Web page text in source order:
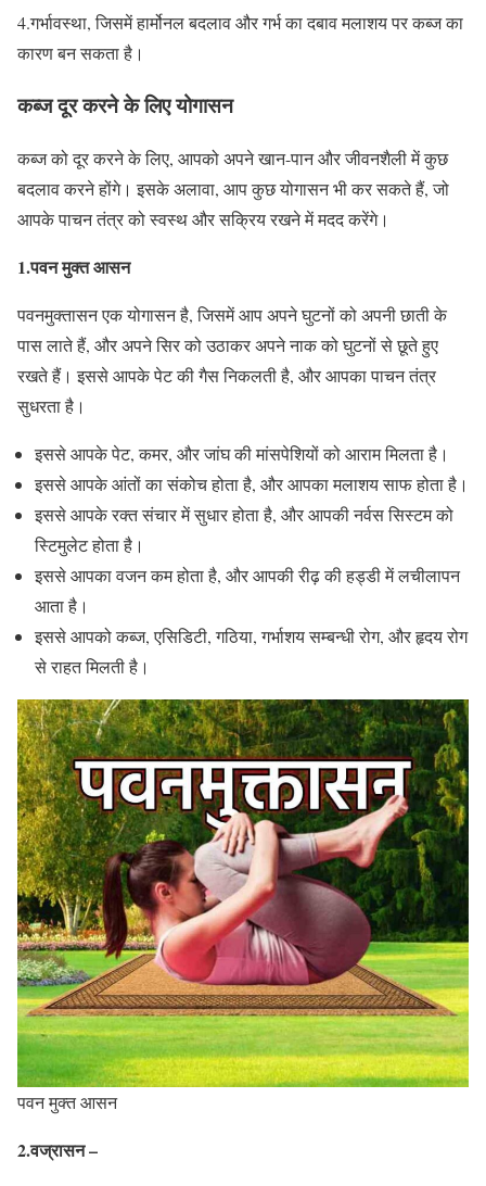
4.गर्भावस्था, जिसमें हार्मोनल बदलाव और गर्भ का दबाव मलाशय पर कब्ज का
कारण बन सकता है।
कब्ज दूर करने के लिए योगासन
कब्ज को दूर करने के लिए, आपको अपने खान-पान और जीवनशैली में कुछ
बदलाव करने होंगे। इसके अलावा, आप कुछ योगासन भी कर सकते हैं, जो
आपके पाचन तंत्र को स्वस्थ और सक्रिय रखने में मदद करेंगे।
1.पवन मुक्त आसन
पवनमुक्तासन एक योगासन है, जिसमें आप अपने घुटनों को अपनी छाती के
पास लाते हैं, और अपने सिर को उठाकर अपने नाक को घुटनों से छूते हुए
रखते हैं। इससे आपके पेट की गैस निकलती है, और आपका पाचन तंत्र
सुधरता है।
इससे आपके पेट, कमर, और जांघ की मांसपेशियों को आराम मिलता है।
इससे आपके आंतों का संकोच होता है, और आपका मलाशय साफ होता है।
इससे आपके रक्त संचार में सुधार होता है, और आपकी नर्वस सिस्टम को
स्टिमुलेट होता है।
इससे आपका वजन कम होता है, और आपकी रीढ़ की हड्डी में लचीलापन
आता है।
इससे आपको कब्ज, एसिडिटी, गठिया, गर्भाशय सम्बन्धी रोग, और हृदय रोग
से राहत मिलती है।
पवन मुक्त आसन
2.वज्रासन –